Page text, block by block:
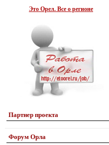
Это Орел. Все о регионе
Партнер проекта
Форум Орла